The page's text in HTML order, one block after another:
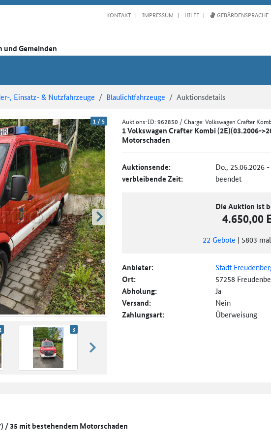
KONTAKT IMPRESSUM HILFE GEBÄRDENSPRACHE
und Gemeinden
, Einsatz- & Nutzfahrzeuge Blaulichtfahrzeuge Auktionsdetails
1 / 5
weiter blättern
3
weiter blättern
Auktions-ID:962850 / Charge: Volkswagen Crafter
1 Volkswagen Crafter Kombi (2E)(03.2006-
Motorschaden
Auktionsende: Do., 25.06.2026
verbleibende Zeit: beendet
Die Auktion ist
4.650,00
22 Gebote | 5803
Anbieter: Stadt
Ort: 57258
Abholung: Ja
Versand: Nein
Zahlungsart: Überweisung
/ 35 mit bestehendem Motorschaden